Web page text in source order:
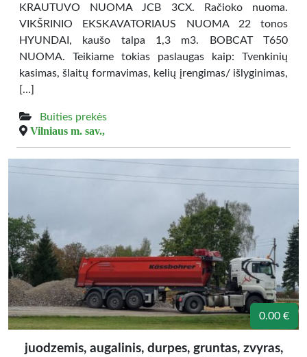
KRAUTUVO NUOMA JCB 3CX. Račioko nuoma.
VIKŠRINIO EKSKAVATORIAUS NUOMA 22 tonos
HYUNDAI, kaušo talpa 1,3 m3. BOBCAT T650
NUOMA. Teikiame tokias paslaugas kaip: Tvenkinių
kasimas, šlaitų formavimas, kelių įrengimas/ išlyginimas,
[…]
Buities prekės
Vilniaus m. sav.,
0.00 €
juodzemis, augalinis, durpes, gruntas, zvyras,